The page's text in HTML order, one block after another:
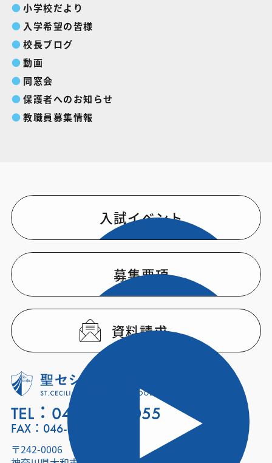
小学校だより
入学希望の皆様
校長ブログ
動画
同窓会
保護者へのお知らせ
教職員募集情報
入試イベント
募集要項
資料請求
TEL： 046-275-3055
FAX：046-278-3356
〒242-0006